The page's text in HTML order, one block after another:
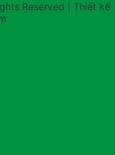
Reserved | Thiết kế